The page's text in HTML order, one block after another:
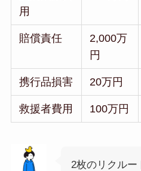
用
賠償責任
2,000万
円
携行品損害 20万円
救援者費用 100万円
2枚のリクルー